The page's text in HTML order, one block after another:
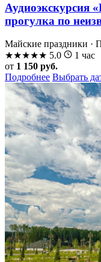
Аудиоэкскурсия
прогулка по
Майские праздники ·
★★★★★ 5.0
1 час
от 1 150 руб.
Подробнее Выбрать